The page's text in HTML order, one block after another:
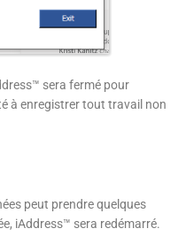
sera fermé pour
à enregistrer tout travail non
peut prendre quelques
iAddress™ sera redémarré.